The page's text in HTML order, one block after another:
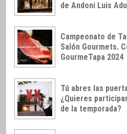
de Andoni Luis
Campeonato de
Salón Gourmets.
GourmeTapa 2024
Tú abres las
¿Quieres
de la temporada?